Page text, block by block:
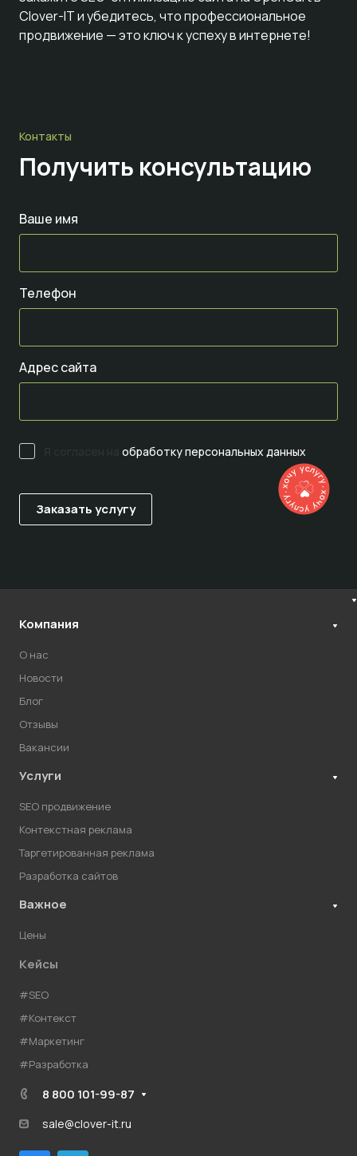
Clover-IT и убедитесь, что профессиональное
продвижение — это ключ к успеху в интернете!
Контакты
Получить консультацию
Ваше имя
Телефон
Адрес сайта
Я согласен на обработку персональных данных
Компания
О нас
Новости
Блог
Отзывы
Вакансии
Услуги
SEO продвижение
Контекстная реклама
Таргетированная реклама
Разработка сайтов
Важное
Цены
Кейсы
#SEO
#Контекст
#Маркетинг
#Разработка
8 800 101-99-87
sale@clover-it.ru